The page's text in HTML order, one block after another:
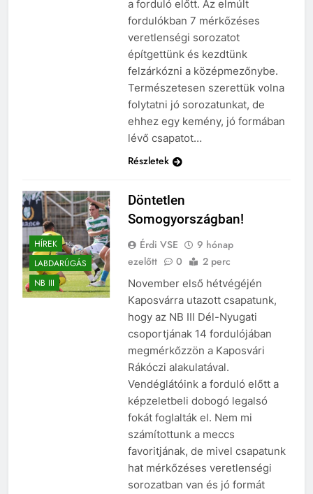
a forduló előtt. Az elmúlt
fordulókban 7 mérkőzéses
veretlenségi sorozatot
építgettünk és kezdtünk
felzárkózni a középmezőnybe.
Természetesen szerettük volna
folytatni jó sorozatunkat, de
ehhez egy kemény, jó formában
lévő csapatot…
Részletek
HÍREK
LABDARÚGÁS
NB III
Döntetlen
Somogyországban!
Érdi VSE
9 hónap
ezelőtt
0 2 perc
November első hétvégéjén
Kaposvárra utazott csapatunk,
hogy az NB III Dél-Nyugati
csoportjának 14 fordulójában
megmérkőzzön a Kaposvári
Rákóczi alakulatával.
Vendéglátóink a forduló előtt a
képzeletbeli dobogó legalsó
fokát foglalták el. Nem mi
számítottunk a meccs
favoritjának, de mivel csapatunk
hat mérkőzéses veretlenségi
sorozatban van és jó formát